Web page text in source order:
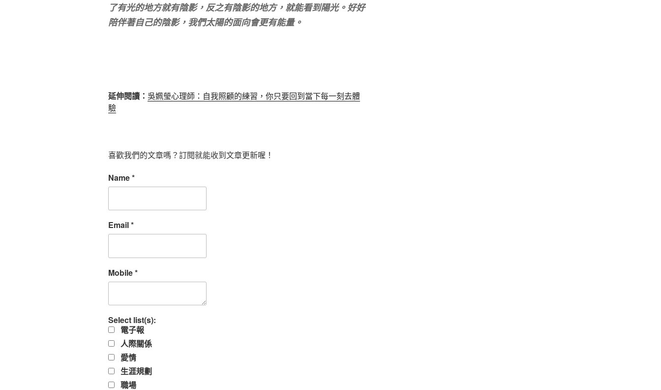
了有光的地方就有陰影，反之有陰影的地方，就能看到陽光。好好
陪伴著自己的陰影，我們太陽的面向會更有能量。
延伸閱讀： 吳姵瑩心理師：自我照顧的練習，你只要回到當下每一刻去體
驗
喜歡我們的文章嗎？訂閱就能收到文章更新喔！
Name*
Email*
Mobile*
Select list(s):
電子報
人際關係
愛情
生涯規劃
職場